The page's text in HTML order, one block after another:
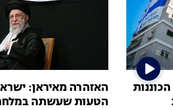
האזהרה מאיראן:
הטעות שעשתה במלחמת 12